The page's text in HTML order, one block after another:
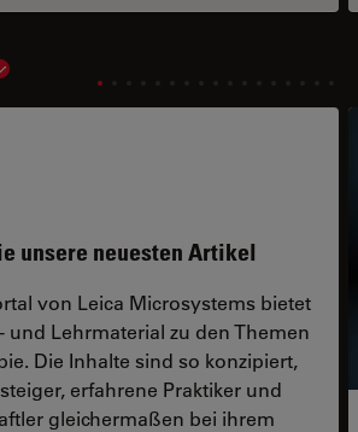
subnavigation
unsere neuesten Artikel
von Leica Microsystems bietet
und Lehrmaterial zu den Themen
Die Inhalte sind so konzipiert,
erfahrene Praktiker und
gleichermaßen bei ihrem